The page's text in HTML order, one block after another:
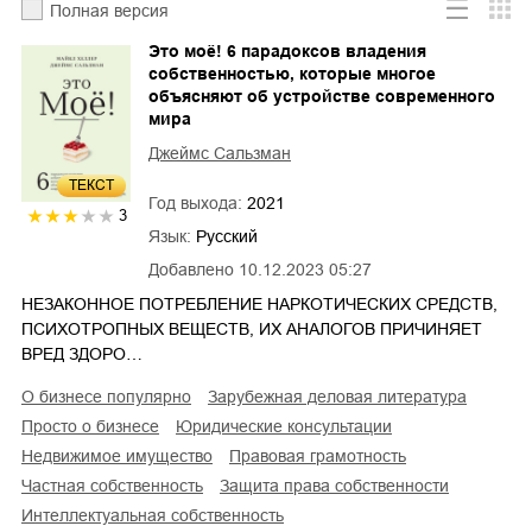
Полная версия
ТЕКСТ
3
Добавлено 10.12.2023 05:27
Это моё! 6 парадоксов владения
собственностью, которые многое
объясняют об устройстве современного
мира
Джеймс Сальзман
Год выхода: 2021
Язык: Русский
НЕЗАКОННОЕ ПОТРЕБЛЕНИЕ НАРКОТИЧЕСКИХ СРЕДСТВ,
ПСИХОТРОПНЫХ ВЕЩЕСТВ, ИХ АНАЛОГОВ ПРИЧИНЯЕТ
ВРЕД ЗДОРО…
о бизнесе популярно
зарубежная деловая литература
просто о бизнесе
юридические консультации
недвижимое имущество
правовая грамотность
частная собственность
защита права собственности
интеллектуальная собственность